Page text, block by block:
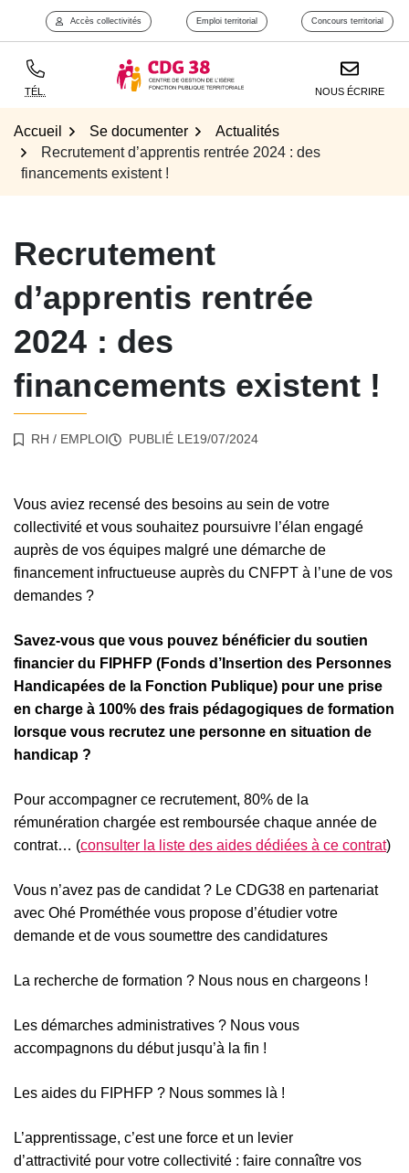
contenu
Aller à l'accueil
Accès collectivités Emploi territorial Concours territorial
TÉL. NOUS ÉCRIRE
Accueil Se documenter
Actualités
Recrutement d’apprentis rentrée 2024 : des
financements existent !
Recrutement
d’apprentis rentrée
2024 : des
financements existent !
RH / EMPLOI PUBLIÉ LE19/07/2024
Vous aviez recensé des besoins au sein de votre
collectivité et vous souhaitez poursuivre l’élan engagé
auprès de vos équipes malgré une démarche de
financement infructueuse auprès du CNFPT à l’une de vos
demandes ?
Savez-vous que vous pouvez bénéficier du soutien
financier du FIPHFP (Fonds d’Insertion des Personnes
Handicapées de la Fonction Publique) pour une prise
en charge à 100% des frais pédagogiques de formation
lorsque vous recrutez une personne en situation de
handicap ?
Pour accompagner ce recrutement, 80% de la
rémunération chargée est remboursée chaque année de
contrat… (consulter la liste des aides dédiées à ce contrat)
Vous n’avez pas de candidat ? Le CDG38 en partenariat
avec Ohé Prométhée vous propose d’étudier votre
demande et de vous soumettre des candidatures
La recherche de formation ? Nous nous en chargeons !
Les démarches administratives ? Nous vous
accompagnons du début jusqu’à la fin !
Les aides du FIPHFP ? Nous sommes là !
L’apprentissage, c’est une force et un levier
d’attractivité pour votre collectivité : faire connaître vos